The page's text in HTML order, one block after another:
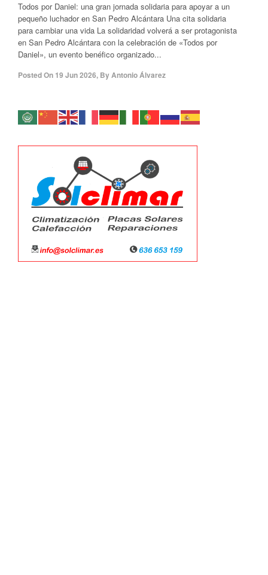
Todos por Daniel: una gran jornada solidaria para apoyar a un
pequeño luchador en San Pedro Alcántara Una cita solidaria
para cambiar una vida La solidaridad volverá a ser protagonista
en San Pedro Alcántara con la celebración de «Todos por
Daniel», un evento benéfico organizado...
Posted On 19 Jun 2026, ByAntonio Álvarez